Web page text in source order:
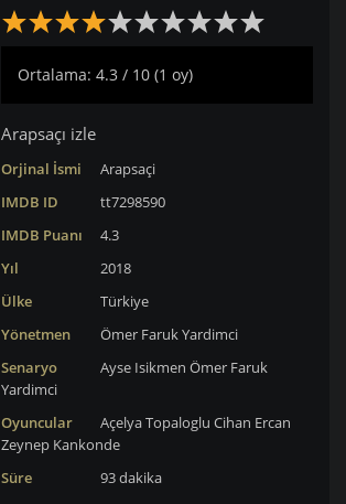
Ortalama: 4.3 / 10 (1 oy)
Arapsaçı izle
Orjinal İsmi
Arapsaçi
IMDB ID
tt7298590
IMDB Puanı
4.3
Yıl
2018
Ülke
Türkiye
Yönetmen
Ömer Faruk Yardimci
Senaryo
Ayse Isikmen Ömer Faruk
Yardimci
Oyuncular
Açelya Topaloglu Cihan Ercan
Zeynep Kankonde
Süre
93 dakika